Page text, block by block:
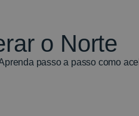
o Norte
passo a passo como